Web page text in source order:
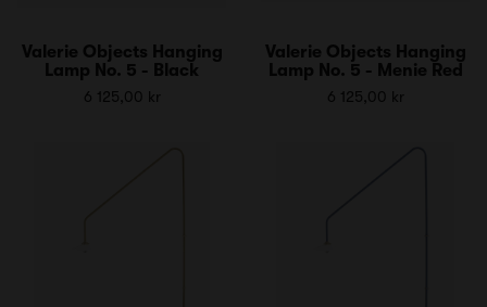
Valerie Objects Hanging
Lamp No. 5 - Black
6 125,00 kr
Valerie Objects Hanging
Lamp No. 5 - Menie Red
6 125,00 kr